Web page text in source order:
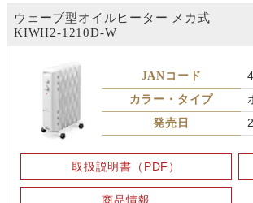
ウェーブ型オイルヒーター メカ式
KIWH2-1210D-W
JANコード
カラー・タイプ
発売日
取扱説明書（PDF）
商品情報